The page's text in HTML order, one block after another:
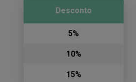
Desconto
5%
10%
15%